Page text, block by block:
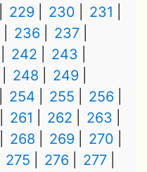
229 230
231
236
237
242
243
248
249
254 255
256
261 262
263
268 269
270
275 276
277